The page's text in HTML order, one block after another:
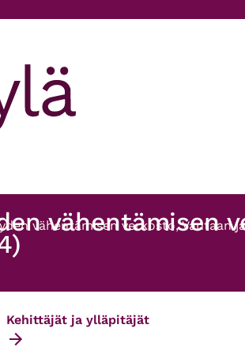
vähentämisen verkosto, Vantaan
vähentämisen
Kehittäjät ja ylläpitäjät